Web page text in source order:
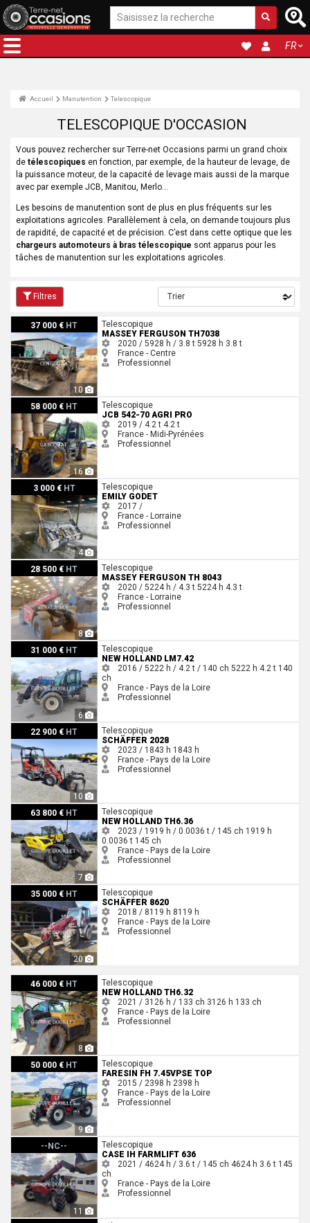
FR
Accueil Manutention Telescopique
TELESCOPIQUE D'OCCASION
Vous pouvez rechercher sur Terre-net Occasions parmi un grand choix
de télescopiques en fonction, par exemple, de la hauteur de levage, de
la puissance moteur, de la capacité de levage mais aussi de la marque
avec par exemple JCB, Manitou, Merlo…
Les besoins de manutention sont de plus en plus fréquents sur les
exploitations agricoles. Parallèlement à cela, on demande toujours plus
de rapidité, de capacité et de précision. C’est dans cette optique que les
chargeurs automoteurs à bras télescopique sont apparus pour les
tâches de manutention sur les exploitations agricoles.
Filtres
37 000 € HT
10
Massey Ferguson TH7038Telescopique
MASSEY FERGUSON TH7038
2020 / 5928 h / 3.8 t 5928 h 3.8 t
France - Centre
Professionnel
58 000 € HT
16
JCB 542-70 AGRI PRO
Telescopique
JCB 542-70 AGRI PRO
2019 / 4.2 t 4.2 t
France - Midi-Pyrénées
Professionnel
3 000 € HT
4
Emily GODET
Telescopique
EMILY GODET
2017 /
France - Lorraine
Professionnel
28 500 € HT
8
Massey Ferguson TH 8043Telescopique
MASSEY FERGUSON TH 8043
2020 / 5224 h / 4.3 t 5224 h 4.3 t
France - Lorraine
Professionnel
31 000 € HT
6
New Holland LM7.42
Telescopique
NEW HOLLAND LM7.42
2016 / 5222 h / 4.2 t / 140 ch 5222 h 4.2 t 140
ch
France - Pays de la Loire
Professionnel
22 900 € HT
10
Schäffer 2028
Telescopique
SCHÄFFER 2028
2023 / 1843 h 1843 h
France - Pays de la Loire
Professionnel
63 800 € HT
7
New Holland TH6.36
Telescopique
NEW HOLLAND TH6.36
2023 / 1919 h / 0.0036 t / 145 ch 1919 h
0.0036 t 145 ch
France - Pays de la Loire
Professionnel
35 000 € HT
20
Schäffer 8620
Telescopique
SCHÄFFER 8620
2018 / 8119 h 8119 h
France - Pays de la Loire
Professionnel
46 000 € HT
8
New Holland TH6.32
Telescopique
NEW HOLLAND TH6.32
2021 / 3126 h / 133 ch 3126 h 133 ch
France - Pays de la Loire
Professionnel
50 000 € HT
9
Faresin FH 7.45VPSE TOPTelescopique
FARESIN FH 7.45VPSE TOP
2015 / 2398 h 2398 h
France - Pays de la Loire
Professionnel
--NC--
11
Case IH FARMLIFT 636
Telescopique
CASE IH FARMLIFT 636
2021 / 4624 h / 3.6 t / 145 ch 4624 h 3.6 t 145
ch
France - Pays de la Loire
Professionnel